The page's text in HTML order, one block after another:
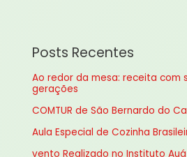
i
s
a
r
p
Posts Recentes
Ao redor da mesa: receita com
gerações
COMTUR de São Bernardo do
Aula Especial de Cozinha
vento Realizado no Instituto